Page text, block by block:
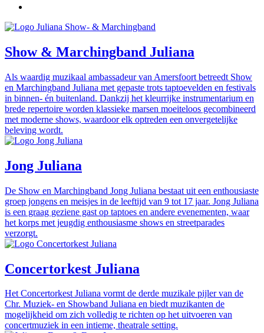
Show & Marchingband Juliana
Als waardig muzikaal ambassadeur van Amersfoort betreedt Show
en Marchingband Juliana met gepaste trots taptoevelden en festivals
in binnen- én buitenland. Dankzij het kleurrijke instrumentarium en
brede repertoire worden klassieke marsen moeiteloos gecombineerd
met moderne shows, waardoor elk optreden een onvergetelijke
beleving wordt.
Jong Juliana
De Show en Marchingband Jong Juliana bestaat uit een enthousiaste
groep jongens en meisjes in de leeftijd van 9 tot 17 jaar. Jong Juliana
is een graag geziene gast op taptoes en andere evenementen, waar
het korps met jeugdig enthousiasme shows en streetparades
verzorgt.
Concertorkest Juliana
Het Concertorkest Juliana vormt de derde muzikale pijler van de
Chr. Muziek- en Showband Juliana en biedt muzikanten de
mogelijkheid om zich volledig te richten op het uitvoeren van
concertmuziek in een intieme, theatrale setting.